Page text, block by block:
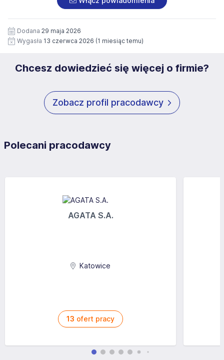
siedziby administratora.
https://www.workprofit.pl/klauzula-informacyjna.html
wizerunku), na potrzeby przyszłych rekrutacji przez okres
12 miesięcy. Zgoda jest dobrowolna i może być w każdym
czasie wycofana.
Dodana 29 maja 2026
Wygasła 13 czerwca 2026 (1 miesiąc temu)
Chcesz dowiedzieć się więcej o firmie?
Zobacz profil pracodawcy
Polecani pracodawcy
AGATA S.A.
Katowice
13 ofert pracy